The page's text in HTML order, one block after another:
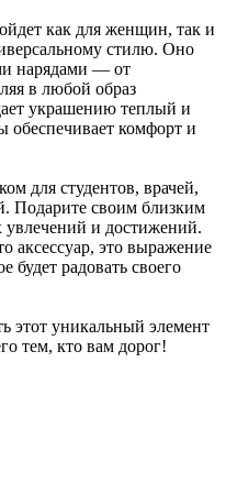
как для женщин, так и
стилю. Оно
нарядами — от
в любой образ
украшению теплый и
комфорт и
для студентов, врачей,
Подарите своим близким
увлечений и достижений.
аксессуар, это выражение
будет радовать своего
этот уникальный элемент
тем, кто вам дорог!